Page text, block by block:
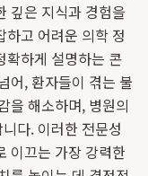
깊은 지식과 경험을
고 어려운 의학 정
확하게 설명하는 콘
어, 환자들이 겪는 불
을 해소하며, 병원의
다. 이러한 전문성
이끄는 가장 강력한